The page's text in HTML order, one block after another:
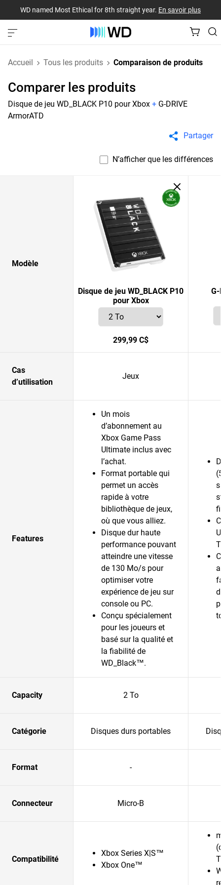
WD named Most Ethical for 8th straight year. En savoir plus
Accueil Tous les produits Comparaison de produits
Comparer les produits
Disque de jeu WD_BLACK P10 pour Xbox + G-DRIVE
ArmorATD
Partager
N’afficher que les différences
Modèle
Disque de jeu WD_BLACK P10
pour Xbox
299,99 C$
Cas
d’utilisation
Jeux
Features
Un mois
d’abonnement au
Xbox Game Pass
Ultimate inclus avec
l’achat.
Format portable qui
permet un accès
rapide à votre
bibliothèque de jeux,
où que vous alliez.
Disque dur haute
performance pouvant
atteindre une vitesse
de 130 Mo/s pour
optimiser votre
expérience de jeu sur
console ou PC.
Conçu spécialement
pour les joueurs et
basé sur la qualité et
la fiabilité de
WD_Black™.
Capacity 2 To
Catégorie Disques durs portables
Format -
Connecteur Micro-B
Compatibilité
Xbox Series X|S™
Xbox One™